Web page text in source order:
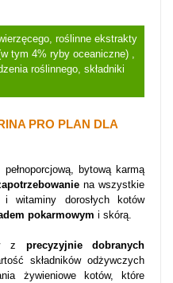
roślinne ekstrakty
tym 4% ryby oceaniczne) ,
roślinnego, składniki
PRO PLAN DLA
bytową karmą
na wszystkie
i witaminy dorosłych kotów
pokarmowym i skórą.
z precyzyjnie dobranych
składników odżywczych
żywieniowe kotów, które